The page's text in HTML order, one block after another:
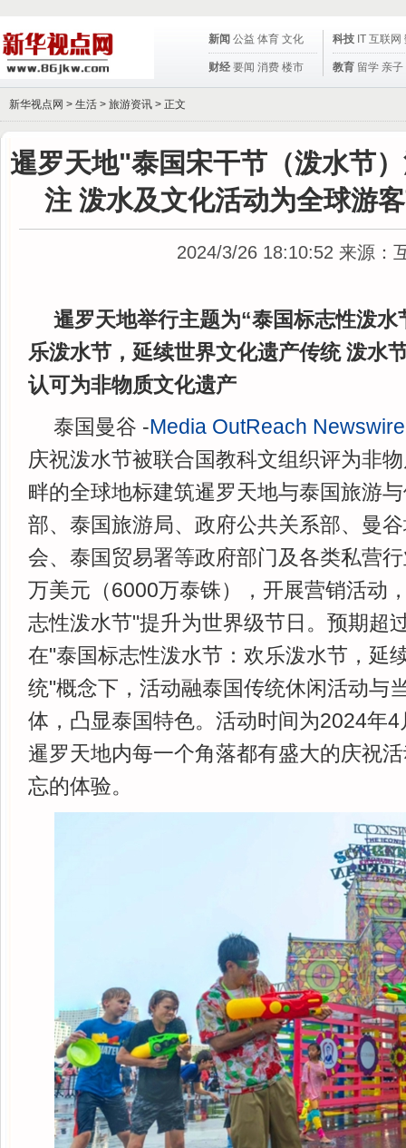
新闻 公益 体育 文化
财经 要闻 消费 楼市
科技 IT 互联网
教育 留学 亲子
新华视点网 > 生活 > 旅游资讯 > 正文
暹罗天地"泰国宋干节（泼水节
注 泼水及文化活动为全球游
2024/3/26 18:10:52 来源：
暹罗天地举行主题为“泰国标志性泼
乐泼水节，延续世界文化遗产传统 泼水
认可为非物质文化遗产
泰国曼谷 -Media OutReach Newswire
庆祝泼水节被联合国教科文组织评为非
畔的全球地标建筑暹罗天地与泰国旅游
部、泰国旅游局、政府公共关系部、曼
会、泰国贸易署等政府部门及各类私营
万美元（6000万泰铢），开展营销活动
志性泼水节"提升为世界级节日。预期超
在"泰国标志性泼水节：欢乐泼水节，延
统"概念下，活动融泰国传统休闲活动与
体，凸显泰国特色。活动时间为2024年
暹罗天地内每一个角落都有盛大的庆祝
忘的体验。